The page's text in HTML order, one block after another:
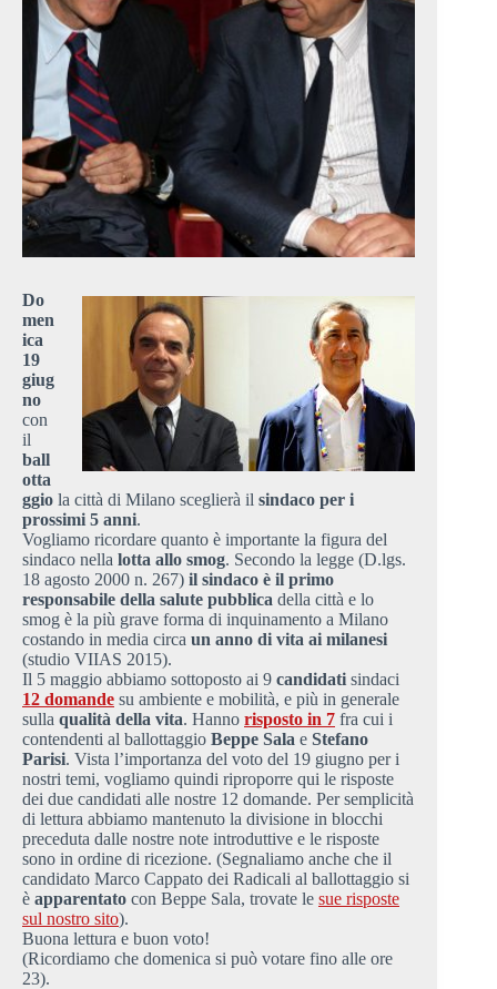
Do
men
ica
19
giug
no
con
il
ball
otta
ggio la città di Milano sceglierà il sindaco per i
prossimi 5 anni.
Vogliamo ricordare quanto è importante la figura del
sindaco nella lotta allo smog. Secondo la legge (D.lgs.
18 agosto 2000 n. 267) il sindaco è il primo
responsabile della salute pubblica della città e lo
smog è la più grave forma di inquinamento a Milano
costando in media circa un anno di vita ai milanesi
(studio VIIAS 2015).
Il 5 maggio abbiamo sottoposto ai 9 candidati sindaci
12 domande su ambiente e mobilità, e più in generale
sulla qualità della vita. Hanno risposto in 7 fra cui i
contendenti al ballottaggio Beppe Sala e Stefano
Parisi. Vista l’importanza del voto del 19 giugno per i
nostri temi, vogliamo quindi riproporre qui le risposte
dei due candidati alle nostre 12 domande. Per semplicità
di lettura abbiamo mantenuto la divisione in blocchi
preceduta dalle nostre note introduttive e le risposte
sono in ordine di ricezione. (Segnaliamo anche che il
candidato Marco Cappato dei Radicali al ballottaggio si
è apparentato con Beppe Sala, trovate le sue risposte
sul nostro sito).
Buona lettura e buon voto!
(Ricordiamo che domenica si può votare fino alle ore
23).